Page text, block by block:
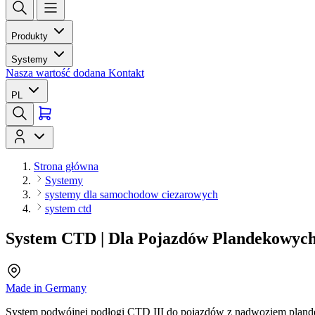
Produkty
Systemy
Nasza wartość dodana Kontakt
PL
Strona główna
Systemy
systemy dla samochodow ciezarowych
system ctd
System CTD | Dla Pojazdów
Made in Germany
System podwójnej podłogi CTD III do pojazdów z nadwoziem